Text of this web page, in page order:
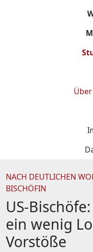
Über
NACH DEUTLICHEN
BISCHÖFIN
US-
ein wenig
Vorstöße